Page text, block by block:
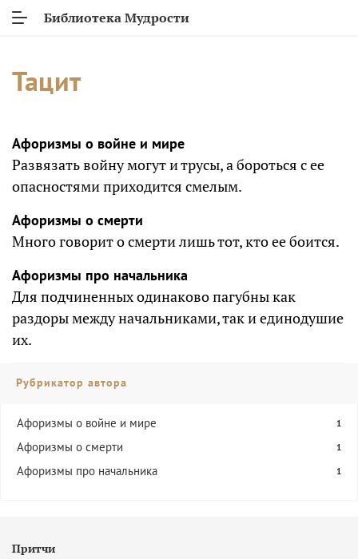
Библиотека Мудрости
Тацит
Афоризмы о войне и мире
Развязать войну могут и трусы, а бороться с ее
опасностями приходится смелым.
Афоризмы о смерти
Много говорит о смерти лишь тот, кто ее боится.
Афоризмы про начальника
Для подчиненных одинаково пагубны как
раздоры между начальниками, так и единодушие
их.
Рубрикатор автора
Афоризмы о войне и мире 1
Афоризмы о смерти 1
Афоризмы про начальника 1
Притчи